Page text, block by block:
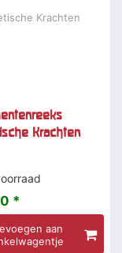
Krachten
*
aan